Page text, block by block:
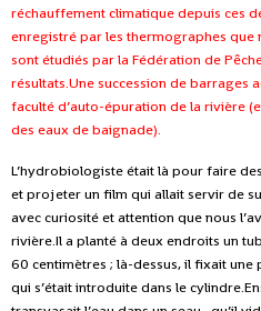
réchauffement climatique depuis ces
enregistré par les thermographes que
sont étudiés par la Fédération de
résultats.Une succession de barrages
faculté d’auto-épuration de la rivière
des eaux de baignade).
L’hydrobiologiste était là pour faire
et projeter un film qui allait servir de
avec curiosité et attention que nous
rivière.Il a planté à deux endroits un
60 centimètres ; là-dessus, il fixait
qui s’était introduite dans le